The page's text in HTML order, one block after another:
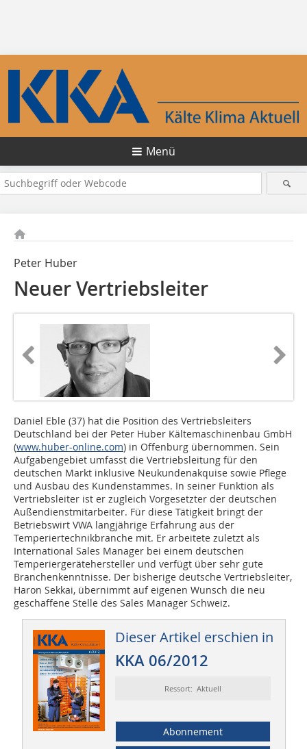
Menü
Peter Huber
Neuer Vertriebsleiter
Daniel Eble (37) hat die Position des Vertriebsleiters
Deutschland bei der Peter Huber Kältemaschinenbau GmbH
(www.huber-online.com) in Offenburg übernommen. Sein
Aufgabengebiet umfasst die Vertriebsleitung für den
deutschen Markt inklusive Neukundenakquise sowie Pflege
und Ausbau des Kundenstammes. In seiner Funktion als
Vertriebsleiter ist er zugleich Vorgesetzter der deutschen
Außendienstmitarbeiter. Für diese Tätigkeit bringt der
Betriebswirt VWA langjährige Erfahrung aus der
Temperiertechnikbranche mit. Er arbeitete zuletzt als
International Sales Manager bei einem deutschen
Temperiergerätehersteller und verfügt über sehr gute
Branchenkenntnisse. Der bisherige deutsche Vertriebsleiter,
Haron Sekkai, übernimmt auf eigenen Wunsch die neu
geschaffene Stelle des Sales Manager Schweiz.
Dieser Artikel erschien in
KKA 06/2012
Ressort: Aktuell
Abonnement